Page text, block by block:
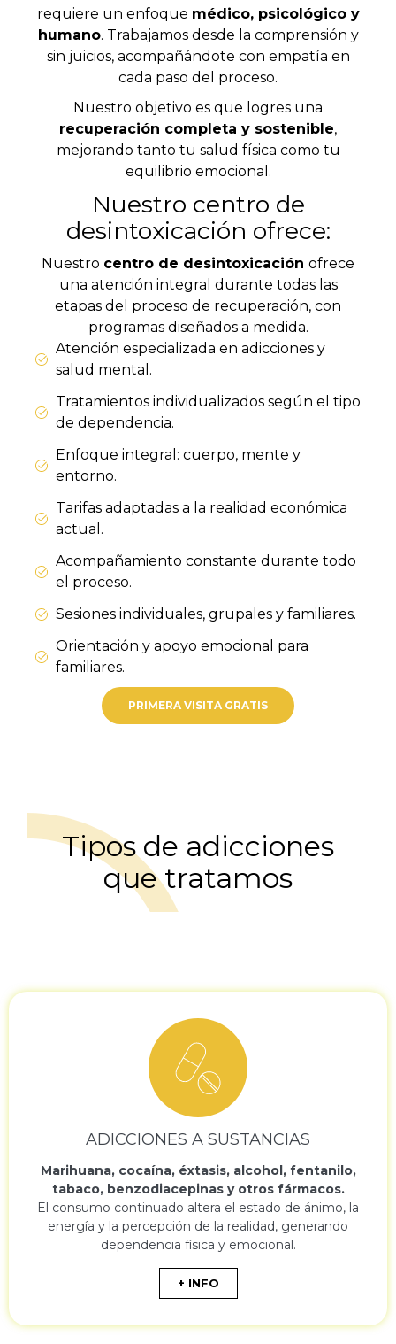
requiere un enfoque médico, psicológico y
humano. Trabajamos desde la comprensión y
sin juicios, acompañándote con empatía en
cada paso del proceso.
Nuestro objetivo es que logres una
recuperación completa y sostenible,
mejorando tanto tu salud física como tu
equilibrio emocional.
Nuestro centro de
desintoxicación ofrece:
Nuestro centro de desintoxicación ofrece
una atención integral durante todas las
etapas del proceso de recuperación, con
programas diseñados a medida.
Atención especializada en adicciones y
salud mental.
Tratamientos individualizados según el tipo
de dependencia.
Enfoque integral: cuerpo, mente y
entorno.
Tarifas adaptadas a la realidad económica
actual.
Acompañamiento constante durante todo
el proceso.
Sesiones individuales, grupales y familiares.
Orientación y apoyo emocional para
familiares.
PRIMERA VISITA GRATIS
Tipos de adicciones
que tratamos
ADICCIONES A SUSTANCIAS
Marihuana, cocaína, éxtasis, alcohol, fentanilo,
tabaco, benzodiacepinas y otros fármacos.
El consumo continuado altera el estado de ánimo, la
energía y la percepción de la realidad, generando
dependencia física y emocional.
+ INFO